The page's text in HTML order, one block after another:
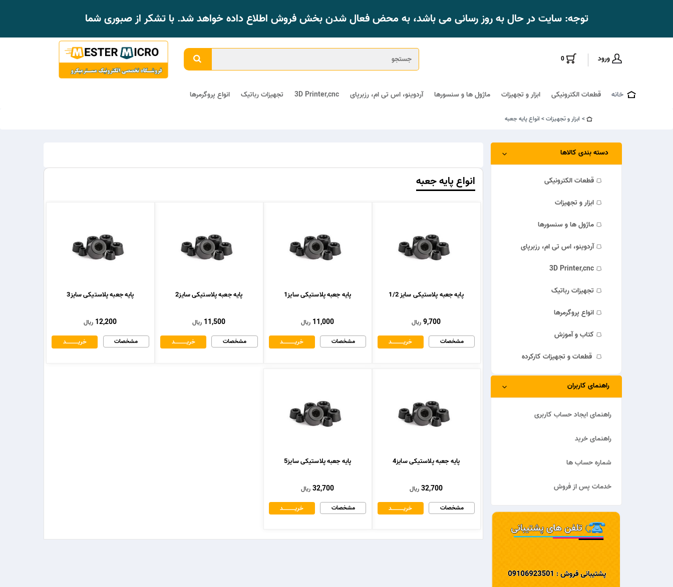
توجه: سایت در حال به روز رسانی می باشد، به محض فعال شدن بخش فروش اطلاع داده خواهد شد. با تشکر از صبوری شما
0 ورود
خانه قطعات الکترونیکی ابزار و تجهیزات ماژول ها و سنسورها آردوینو، اس تی ام، رزبرپای 3D Printer,cnc تجهیزات رباتیک انواع پروگرمرها
ابزار و تجهیزات انواع پایه جعبه
انواع پایه جعبه
پایه جعبه پلاستیکی سایز 1/2
9,700 ریال
مشخصات
خریــــــــــــد
پایه جعبه پلاستیکی سایز1
11,000 ریال
مشخصات
خریــــــــــــد
پایه جعبه پلاستیکی سایز2
11,500 ریال
مشخصات
خریــــــــــــد
پایه جعبه پلاستیکی سایز3
12,200 ریال
مشخصات
خریــــــــــــد
پایه جعبه پلاستیکی سایز4
32,700 ریال
مشخصات
خریــــــــــــد
پایه جعبه پلاستیکی سایز5
32,700 ریال
مشخصات
خریــــــــــــد
دسته بندی کالاها
قطعات الکترونیکی
ابزار و تجهیزات
ماژول ها و سنسورها
آردوینو، اس تی ام، رزبرپای
3D Printer,cnc
تجهیزات رباتیک
انواع پروگرمرها
کتاب و آموزش
راهنمای کاربران
راهنمای ایجاد حساب کاربری
راهنمای خرید
شماره حساب ها
خدمات پس از فروش